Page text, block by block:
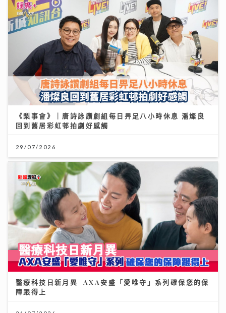
《梨事會》｜唐詩詠讚劇組每日畀足八小時休息 潘燦良
回到舊居彩虹邨拍劇好感觸
29/07/2026
醫療科技日新月異 AXA安盛「愛唯守」系列確保您的保
障跟得上
24/07/2026